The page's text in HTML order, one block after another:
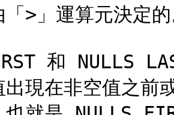
「>」運算元決定
和 NULLS
出現在非空值之前